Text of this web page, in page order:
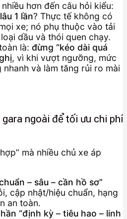
hơn đến câu hỏi kiểu:
1 lần? Thực tế không có
xe; nó phụ thuộc vào tải
dầu và thói quen chạy.
là: đừng “kéo dài quá
, vì khi vượt ngưỡng, mức
và làm tăng rủi ro mài
ngoài để tối ưu chi phí
mà nhiều chủ xe áp
– sâu – cần hồ sơ”
cập nhật/hiệu chuẩn, hạng
an toàn.
“định kỳ – tiêu hao – linh